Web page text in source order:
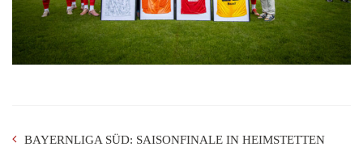
BAYERNLIGA SÜD: SAISONFINALE IN HEIMSTETTEN